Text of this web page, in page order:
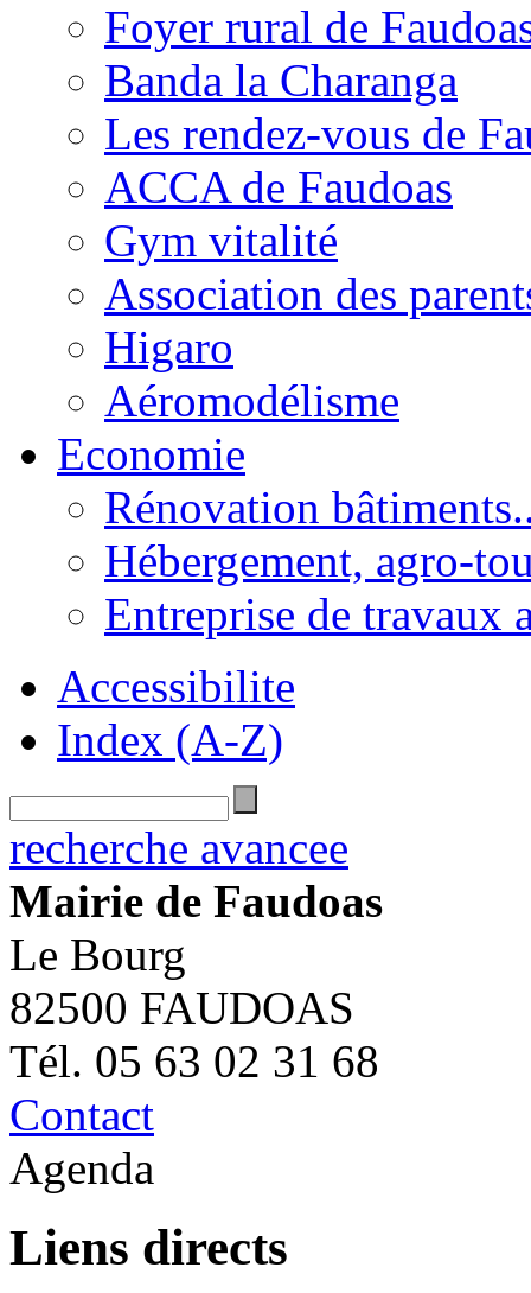
Foyer rural de
Banda la Charanga
Les rendez-vous de
ACCA de Faudoas
Gym vitalité
Association des
Higaro
Aéromodélisme
Economie
Rénovation
Hébergement, agro-
Entreprise de travaux
Accessibilite
Index (A-Z)
recherche avancee
Mairie de Faudoas
Le Bourg
82500 FAUDOAS
Tél. 05 63 02 31 68
Contact
Agenda
Liens directs